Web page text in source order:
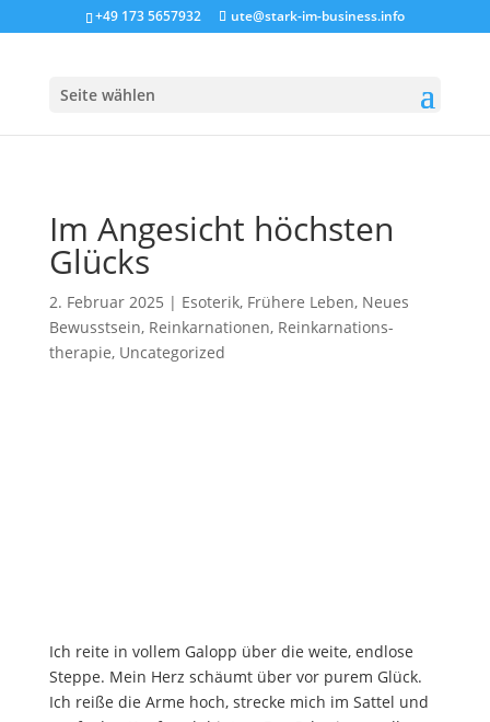
+49 173 5657932 ute@stark-im-business.info
Seite wählen
Im Angesicht höchsten
Glücks
2. Februar 2025 | Esoterik, Frühere Leben, Neues
Bewusstsein, Reinkarnationen, Reinkarnations­
therapie, Uncategorized
Ich reite in vollem Galopp über die weite, endlose
Steppe. Mein Herz schäumt über vor purem Glück.
Ich reiße die Arme hoch, strecke mich im Sattel und